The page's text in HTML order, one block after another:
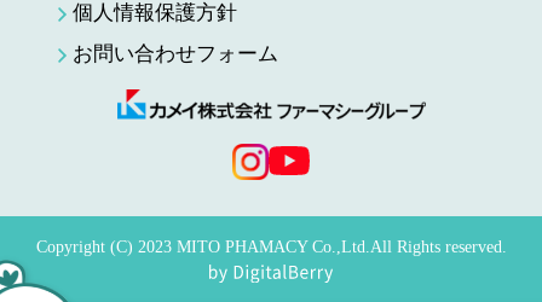
個人情報保護方針
お問い合わせフォーム
Copyright (C) 2023 MITO PHAMACY Co.,Ltd.All Rights reserved.